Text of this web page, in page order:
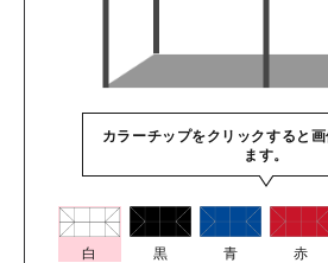
カラーチップをクリックすると
ます。
白 黒 青 赤